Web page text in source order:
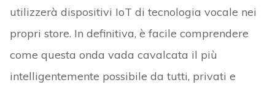
utilizzerà dispositivi IoT di tecnologia vocale nei
propri store. In definitiva, è facile comprendere
come questa onda vada cavalcata il più
intelligentemente possibile da tutti, privati e